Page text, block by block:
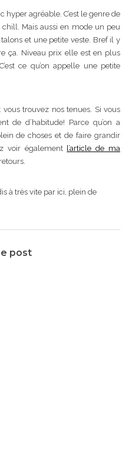
hyper agréable. C’est le genre de
Mais aussi en mode un peu
et une petite veste. Bref il y
ça. Niveau prix elle est en plus
ce qu’on appelle une petite
trouvez nos tenues. Si vous
de d’habitude! Parce qu’on a
de choses et de faire grandir
voir également l’article de ma
à très vite par ici, plein de
post